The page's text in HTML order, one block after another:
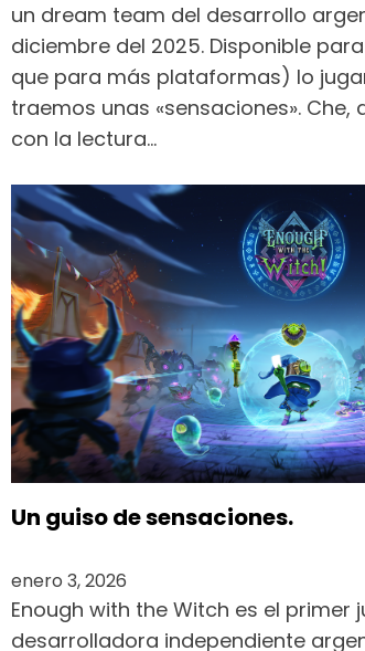
un dream team del desarrollo
diciembre del 2025. Disponible
que para más plataformas) lo
traemos unas «sensaciones».
con la lectura…
Un guiso de sensaciones.
enero 3, 2026
Enough with the Witch es el primer
desarrolladora independiente